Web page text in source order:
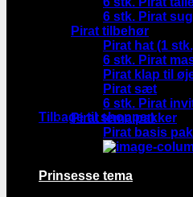
Ingen varer i kurven.
Tilbage til shoppen
6 stk. Pirat
Pirat tilbehør
Pirat hat (1
6 stk. Pirat
Pirat klap til
Pirat sæt
6 stk. Pirat
Pirat tema pakker
Pirat basis
Prinsesse tema